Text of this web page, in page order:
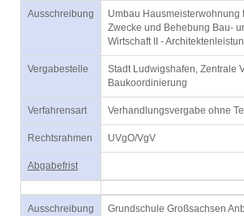
Ausschreibung
Umbau Hausmeisterwohnung
Zwecke und Behebung Bau-
Wirtschaft II -
Vergabestelle
Stadt Ludwigshafen, Zentrale
Baukoordinierung
Verfahrensart Verhandlungsvergabe ohne
Rechtsrahmen UVgO/VgV
Abgabefrist
Ausschreibung
Grundschule Großsachsen